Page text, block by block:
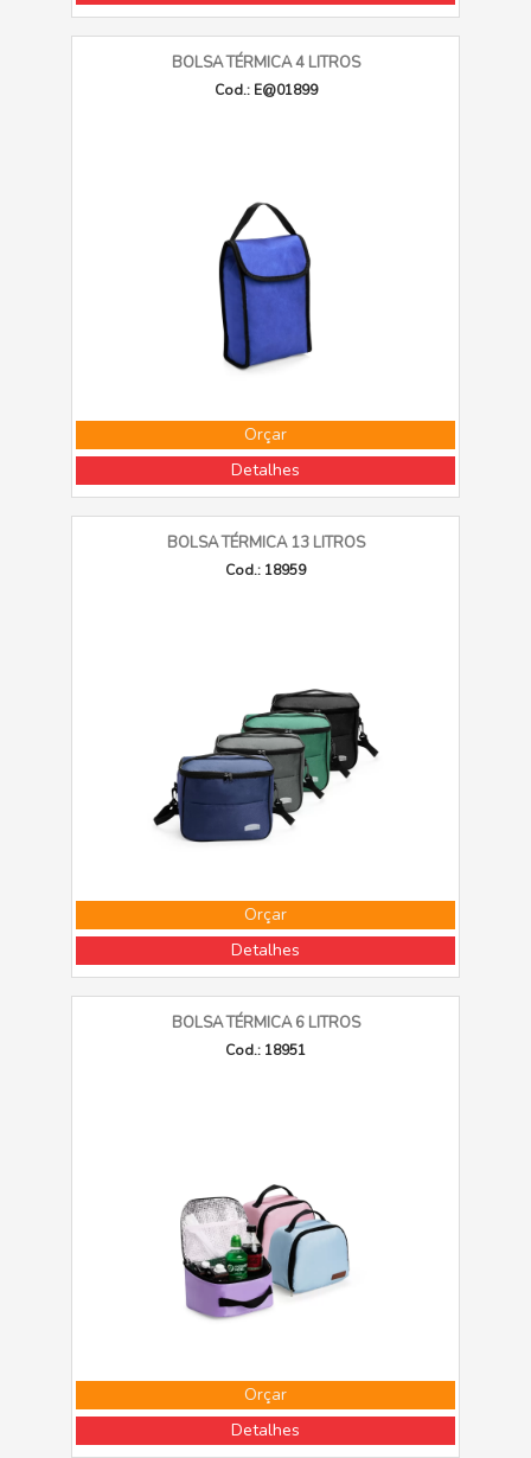
BOLSA TÉRMICA 4 LITROS
Cod.: E@01899
Orçar
Detalhes
BOLSA TÉRMICA 13 LITROS
Cod.: 18959
Orçar
Detalhes
BOLSA TÉRMICA 6 LITROS
Cod.: 18951
Orçar
Detalhes